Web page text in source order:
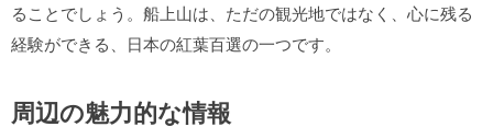
ることでしょう。船上山は、ただの観光地ではなく、心に残る
経験ができる、日本の紅葉百選の一つです。
周辺の魅力的な情報